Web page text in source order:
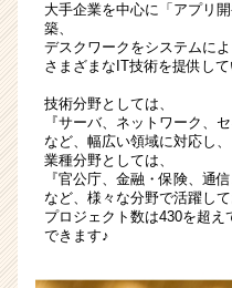
で
誰
で
ス
キ
ア
ッ
プ
|
大手企業を中心に「アプリ
築、
デスクワークをシステムに
さまざまなIT技術を提供して
技術分野としては、
『サーバ、ネットワーク、
など、幅広い領域に対応し、
業種分野としては、
『官公庁、金融・保険、通
など、様々な分野で活躍して
プロジェクト数は430を超
できます♪